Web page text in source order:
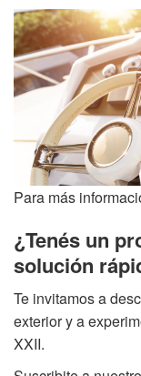
Para más
¿Tenés un
solución
Te invitamos a
exterior y a
XXII.